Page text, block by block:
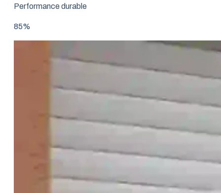
Performance durable
85%